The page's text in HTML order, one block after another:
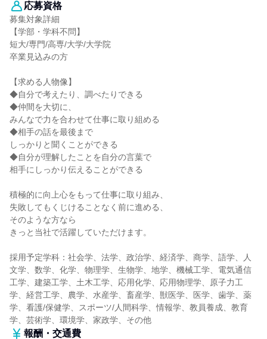
応募資格
募集対象詳細
【学部・学科不問】
短大/専門/高専/大学/大学院
卒業見込みの方
【求める人物像】
◆自分で考えたり、調べたりできる
◆仲間を大切に、
みんなで力を合わせて仕事に取り組める
◆相手の話を最後まで
しっかりと聞くことができる
◆自分が理解したことを自分の言葉で
相手にしっかり伝えることができる
積極的に向上心をもって仕事に取り組み、
失敗してもくじけることなく前に進める、
そのような方なら
きっと当社で活躍していただけます。
採用予定学科：社会学、法学、政治学、経済学、商学、語学、人
文学、数学、化学、物理学、生物学、地学、機械工学、電気通信
工学、建築工学、土木工学、応用化学、応用物理学、原子力工
学、経営工学、農学、水産学、畜産学、獣医学、医学、歯学、薬
学、看護/保健学、スポーツ/人間科学、情報学、教員養成、教育
学、芸術学、環境学、家政学、その他
報酬・交通費